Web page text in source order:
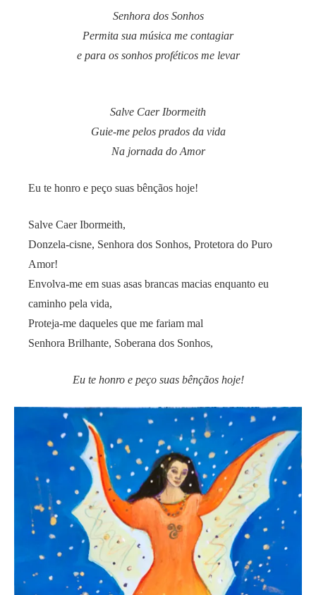
Senhora dos Sonhos
Permita sua música me contagiar
e para os sonhos proféticos me levar
Salve Caer Ibormeith
Guie-me pelos prados da vida
Na jornada do Amor
Eu te honro e peço suas bênçãos hoje!
Salve Caer Ibormeith,
Donzela-cisne, Senhora dos Sonhos, Protetora do Puro
Amor!
Envolva-me em suas asas brancas macias enquanto eu
caminho pela vida,
Proteja-me daqueles que me fariam mal
Senhora Brilhante, Soberana dos Sonhos,
Eu te honro e peço suas bênçãos hoje!